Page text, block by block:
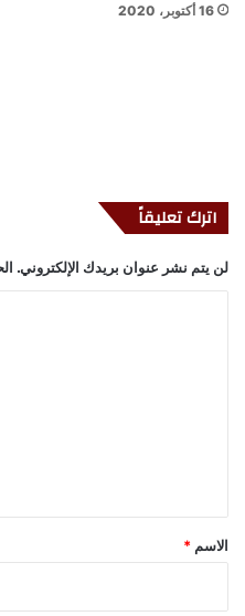
16 أكتوبر، 2020
اترك تعليقاً
لن يتم نشر عنوان بريدك الإلكتروني.
*
الاسم *